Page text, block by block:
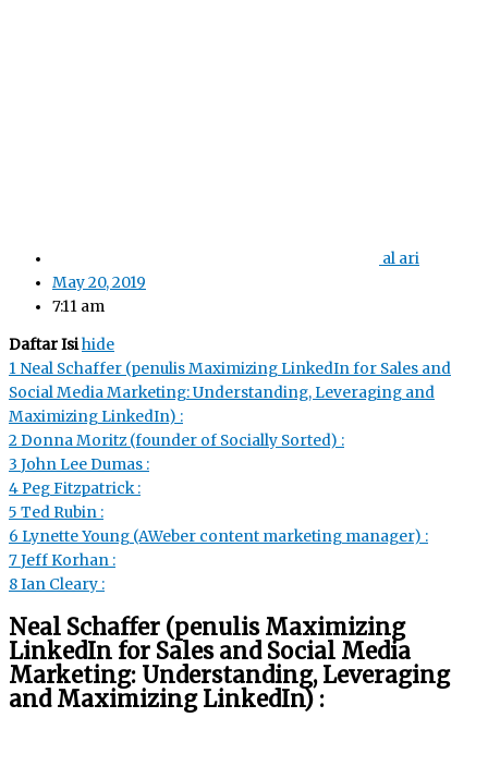
al ari
May 20, 2019
7:11 am
Daftar Isihide
1 Neal Schaffer (penulis Maximizing LinkedIn for Sales and
Social Media Marketing: Understanding, Leveraging and
Maximizing LinkedIn) :
2Donna Moritz (founder of Socially Sorted) :
3 John Lee Dumas :
4 Peg Fitzpatrick :
5 Ted Rubin :
6 Lynette Young (AWeber content marketing manager) :
7Jeff Korhan :
8Ian Cleary :
Neal Schaffer (penulis Maximizing
LinkedIn for Sales and Social Media
Marketing: Understanding, Leveraging
and Maximizing LinkedIn) :